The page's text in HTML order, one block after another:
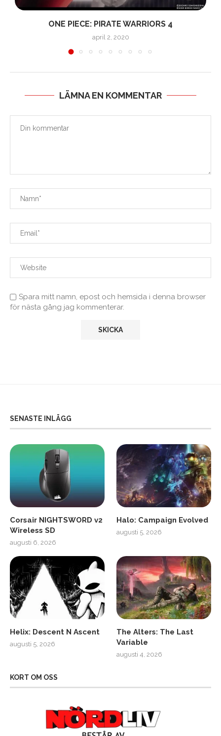
ONE PIECE: PIRATE WARRIORS 4
april 2, 2020
LÄMNA EN KOMMENTAR
Spara mitt namn, epost och hemsida i denna browser
för nästa gång jag kommenterar.
SENASTE INLÄGG
Corsair NIGHTSWORD v2
Wireless SD
augusti 6, 2026
Halo: Campaign Evolved
augusti 5, 2026
Helix: Descent N Ascent
augusti 5, 2026
The Alters: The Last
Variable
augusti 4, 2026
KORT OM OSS